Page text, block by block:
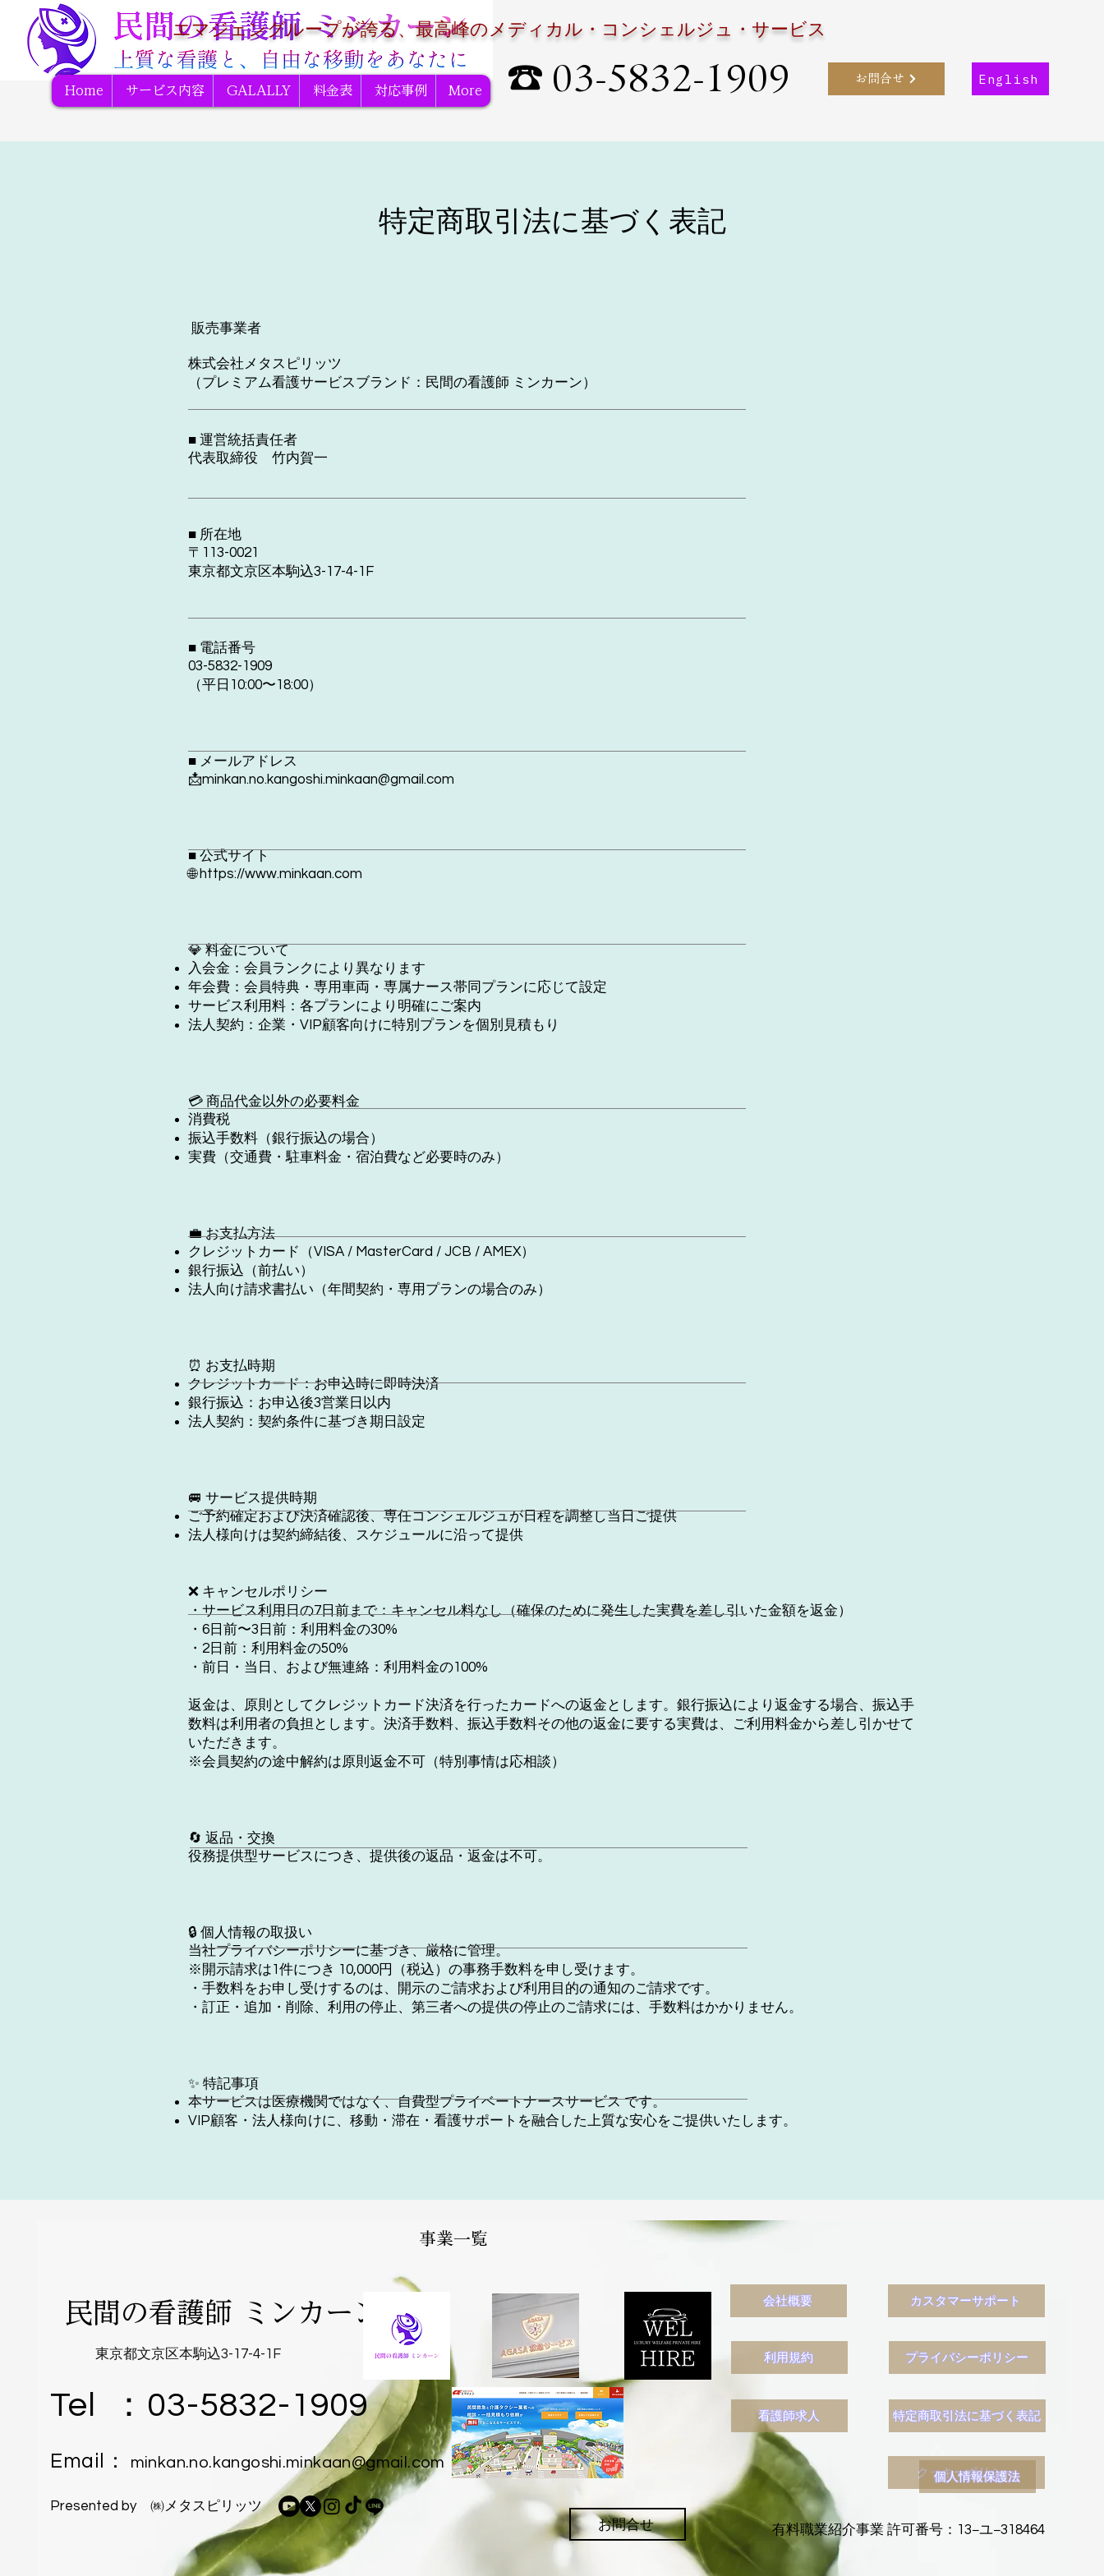
エマジェングループが誇る、最高峰のメディカル・コンシェルジュ・サービス
☎ 03-5832-1909
Home サービス内容 GALALLY 料金表 対応事例 More
お問合せ English
特定商取引法に基づく表記
販売事業者
株式会社メタスピリッツ
（プレミアム看護サービスブランド：民間の看護師 ミンカーン）
■ 運営統括責任者
代表取締役 竹内賀一
■ 所在地
〒113-0021
東京都文京区本駒込3-17-4-1F
■ 電話番号
03-5832-1909
（平日10:00〜18:00）
■ メールアドレス
📩minkan.no.kangoshi.minkaan@gmail.com
■ 公式サイト
🌐 https://www.minkaan.com
💎 料金について
入会金：会員ランクにより異なります
年会費：会員特典・専用車両・専属ナース帯同プランに応じて設定
サービス利用料：各プランにより明確にご案内
法人契約：企業・VIP顧客向けに特別プランを個別見積もり
💳 商品代金以外の必要料金
消費税
振込手数料（銀行振込の場合）
実費（交通費・駐車料金・宿泊費など必要時のみ）
💼 お支払方法
クレジットカード（VISA / MasterCard / JCB / AMEX）
銀行振込（前払い）
法人向け請求書払い（年間契約・専用プランの場合のみ）
⏰ お支払時期
クレジットカード：お申込時に即時決済
銀行振込：お申込後3営業日以内
法人契約：契約条件に基づき期日設定
🚐 サービス提供時期
ご予約確定および決済確認後、専任コンシェルジュが日程を調整し当日ご提供
法人様向けは契約締結後、スケジュールに沿って提供
❌ キャンセルポリシー
・サービス利用日の7日前まで：キャンセル料なし（確保のために発生した実費を差し引いた金額を返金）
・6日前〜3日前：利用料金の30%
・2日前：利用料金の50%
・前日・当日、および無連絡：利用料金の100%
返金は、原則としてクレジットカード決済を行ったカードへの返金とします。銀行振込により返金する場合、振込手
数料は利用者の負担とします。決済手数料、振込手数料その他の返金に要する実費は、ご利用料金から差し引かせて
いただきます。
※会員契約の途中解約は原則返金不可（特別事情は応相談）
🔄 返品・交換
役務提供型サービスにつき、提供後の返品・返金は不可。
🔒 個人情報の取扱い
当社プライバシーポリシーに基づき、厳格に管理。
※開示請求は1件につき 10,000円（税込）の事務手数料を申し受けます。
・手数料をお申し受けするのは、開示のご請求および利用目的の通知のご請求です。
・訂正・追加・削除、利用の停止、第三者への提供の停止のご請求には、手数料はかかりません。
✨ 特記事項
本サービスは医療機関ではなく、自費型プライベートナースサービス です。
VIP顧客・法人様向けに、移動・滞在・看護サポートを融合した上質な安心をご提供いたします。
​民間の看護師 ミンカーン
東京都文京区本駒込3-17-4-1F
Tel ： 03-5832-1909
Email： minkan.no.kangoshi.minkaan@gmail.com
​Presented by ㈱メタスピリッツ
​事業一覧
会社概要
利用規約
看護師求人
カスタマーサポート
プライバシーポリシー
特定商取引法に基づく表記
クッキーポリシー
有料職業紹介事業 許可番号：13−ユ−318464
個人情報保護法
お問合せ